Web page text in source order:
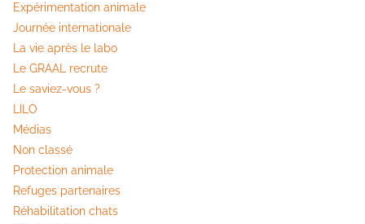
Expérimentation animale
Journée internationale
La vie après le labo
Le GRAAL recrute
Le saviez-vous ?
LILO
Médias
Non classé
Protection animale
Refuges partenaires
Réhabilitation chats